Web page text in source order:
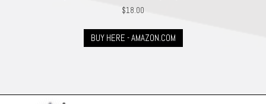
$18.00
BUY HERE - AMAZON.COM